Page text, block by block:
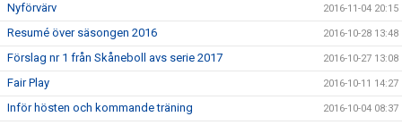
Nyförvärv 2016-11-04 20:15
Resumé över säsongen 2016 2016-10-28 13:48
Förslag nr 1 från Skåneboll avs serie 2017 2016-10-27 13:08
Fair Play 2016-10-11 14:27
Inför hösten och kommande träning 2016-10-04 08:37